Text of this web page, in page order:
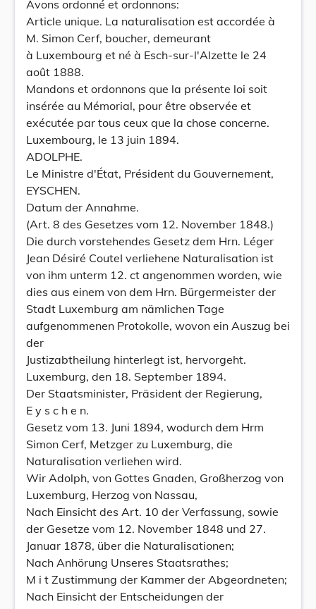
Avons ordonné et ordonnons:
Article unique. La naturalisation est accordée à
M. Simon Cerf, boucher, demeurant
à Luxembourg et né à Esch-sur-l'Alzette le 24
août 1888.
Mandons et ordonnons que la présente loi soit
insérée au Mémorial, pour être observée et
exécutée par tous ceux que la chose concerne.
Luxembourg, le 13 juin 1894.
ADOLPHE.
Le Ministre d'État, Président du Gouvernement,
EYSCHEN.
Datum der Annahme.
(Art. 8 des Gesetzes vom 12. November 1848.)
Die durch vorstehendes Gesetz dem Hrn. Léger
Jean Désiré CouteI verliehene Naturalisation ist
von ihm unterm 12. ct angenommen worden, wie
dies aus einem von dem Hrn. Bürgermeister der
Stadt Luxemburg am nämlichen Tage
aufgenommenen Protokolle, wovon ein Auszug bei
der
Justizabtheilung hinterlegt ist, hervorgeht.
Luxemburg, den 18. September 1894.
Der Staatsminister, Präsident der Regierung,
E y s c h e n.
Gesetz vom 13. Juni 1894, wodurch dem Hrm
Simon Cerf, Metzger zu Luxemburg, die
Naturalisation verliehen wird.
Wir Adolph, von Gottes Gnaden, Großherzog von
Luxemburg, Herzog von Nassau,
Nach Einsicht des Art. 10 der Verfassung, sowie
der Gesetze vom 12. November 1848 und 27.
Januar 1878, über die Naturalisationen;
Nach Anhörung Unseres Staatsrathes;
M i t Zustimmung der Kammer der Abgeordneten;
Nach Einsicht der Entscheidungen der